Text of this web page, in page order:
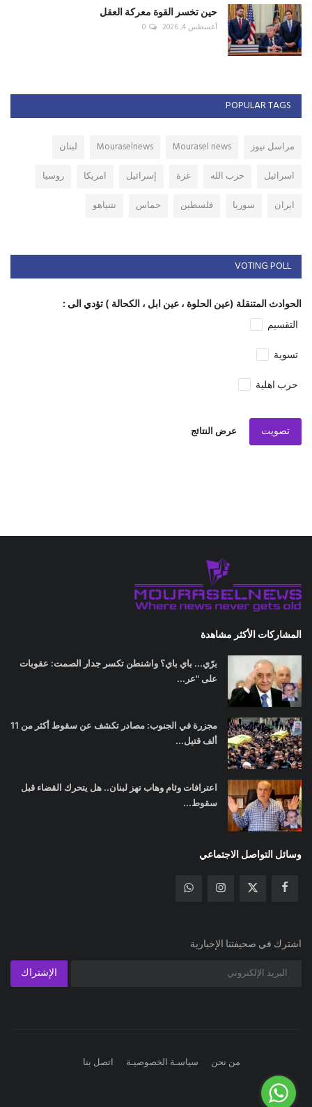
حين تخسر القوة معركة العقل
أغسطس 4, 2026 0
POPULAR TAGS
مراسل نيوز Mourasel news
Mouraselnews
لبنان
اسرائيل
حزب الله غزة إسرائيل امريكا
روسيا
ايران
سوريا فلسطين حماس نتنياهو
VOTING POLL
الحوادث المتنقلة (عين الحلوة ، عين ابل ، الكحالة ) تؤدي الى :
التقسيم
تسوية
حرب اهلية
تصويت عرض النتائج
المشاركات الأكثر مشاهدة
برّي... باي باي؟ واشنطن تكسر جدار الصمت: عقوبات
على "عر...
مجزرة في الجنوب: مصادر تكشف عن سقوط أكثر من 11
ألف قتيل...
اعترافات وئام وهاب تهز لبنان.. هل يتحرك القضاء قبل
سقوط...
وسائل التواصل الاجتماعي
اشترك في صحيفتنا الإخبارية
الإشتراك
من نحن سياسـة الخصوصيـة اتصل بنا